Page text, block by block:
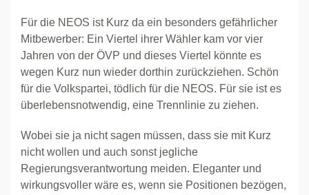
Für die NEOS ist Kurz da ein besonders gefährlicher
Mitbewerber: Ein Viertel ihrer Wähler kam vor vier
Jahren von der ÖVP und dieses Viertel könnte es
wegen Kurz nun wieder dorthin zurückziehen. Schön
für die Volkspartei, tödlich für die NEOS. Für sie ist es
überlebensnotwendig, eine Trennlinie zu ziehen.
Wobei sie ja nicht sagen müssen, dass sie mit Kurz
nicht wollen und auch sonst jegliche
Regierungsverantwortung meiden. Eleganter und
wirkungsvoller wäre es, wenn sie Positionen bezögen,